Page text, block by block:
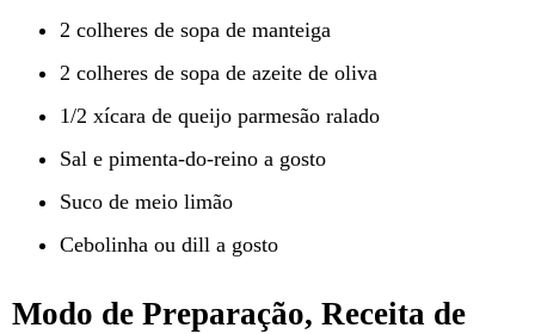
2 colheres de sopa de manteiga
2 colheres de sopa de azeite de oliva
1/2 xícara de queijo parmesão ralado
Sal e pimenta-do-reino a gosto
Suco de meio limão
Cebolinha ou dill a gosto
Modo de Preparação, Receita de